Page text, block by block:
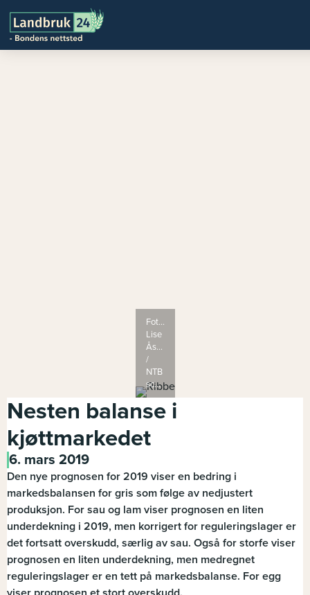
Foto:
Lise
Åserud
/
NTB
scanpix
Nesten balanse i
kjøttmarkedet
6. mars 2019
Den nye prognosen for 2019 viser en bedring i
markedsbalansen for gris som følge av nedjustert
produksjon. For sau og lam viser prognosen en liten
underdekning i 2019, men korrigert for reguleringslager er
det fortsatt overskudd, særlig av sau. Også for storfe viser
prognosen en liten underdekning, men medregnet
reguleringslager er en tett på markedsbalanse. For egg